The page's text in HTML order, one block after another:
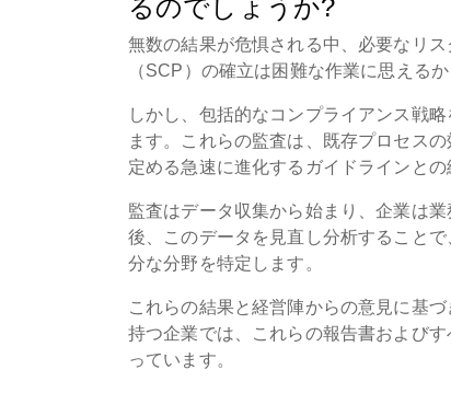
るのでしょうか?
無数の結果が危惧される中、必要なリ
（SCP）の確立は困難な作業に思えるか
しかし、包括的なコンプライアンス戦
ます。これらの監査は、既存プロセス
定める急速に進化するガイドラインと
監査はデータ収集から始まり、企業は
後、このデータを見直し分析すること
分な分野を特定します。
これらの結果と経営陣からの意見に基
持つ企業では、これらの報告書および
っています。